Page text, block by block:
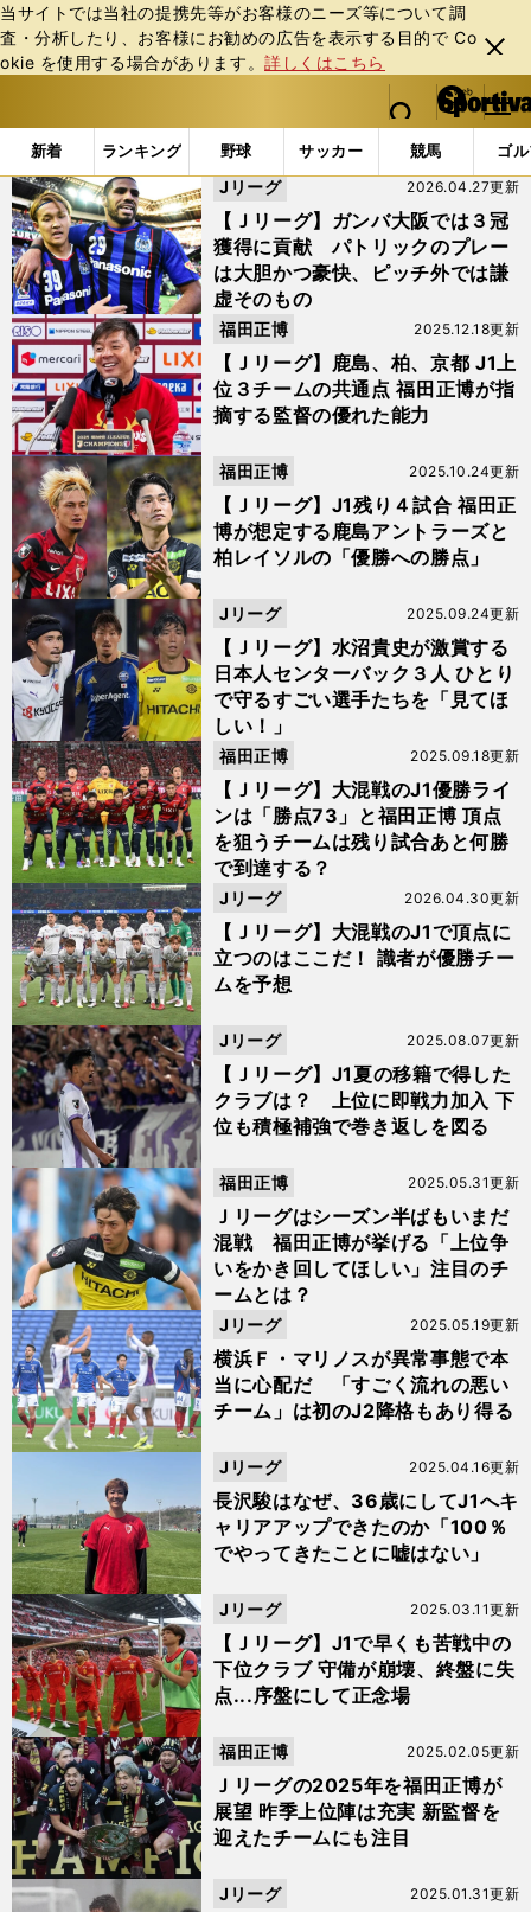
当サイトでは当社の提携先等がお客様のニーズ等について調
査・分析したり、お客様にお勧めの広告を表⽰する⽬的で Co
okie を使⽤する場合があります。詳しくはこちら
閉じ
る
web Sportiva (webスポルティーバ)
検索
マイペ
ー
ジ
メニュ
新着 ランキング 野球 サッカー 競馬 ゴ
b
ス
ポ
ル
テ
ィ
ー
バ
「#京都サンガF.C.」の最新ニュース・ 情報
【Ｊリーグ】ガンバ大阪では３冠
獲得に貢献 パトリックのプレー
は大胆かつ豪快、ピッチ外では謙
虚そのもの
2026.04.27更新
Jリーグ
【Ｊリーグ】鹿島、柏、京都 J1上
位３チームの共通点 福田正博が指
摘する監督の優れた能力
2025.12.18更新
福田正博
【Ｊリーグ】J1残り４試合 福田正
博が想定する鹿島アントラーズと
柏レイソルの「優勝への勝点」
2025.10.24更新
福田正博
【Ｊリーグ】水沼貴史が激賞する
日本人センターバック３人 ひとり
で守るすごい選手たちを「見てほ
しい！」
2025.09.24更新
Jリーグ
【Ｊリーグ】大混戦のJ1優勝ライ
ンは「勝点73」と福田正博 頂点
を狙うチームは残り試合あと何勝
で到達する？
2025.09.18更新
福田正博
【Ｊリーグ】大混戦のJ1で頂点に
立つのはここだ！ 識者が優勝チー
ムを予想
2026.04.30更新
Jリーグ
【Ｊリーグ】J1夏の移籍で得した
クラブは？ 上位に即戦力加入 下
位も積極補強で巻き返しを図る
2025.08.07更新
Jリーグ
Ｊリーグはシーズン半ばもいまだ
混戦 福田正博が挙げる「上位争
いをかき回してほしい」注目のチ
ームとは？
2025.05.31更新
福田正博
横浜Ｆ・マリノスが異常事態で本
当に心配だ 「すごく流れの悪い
チーム」は初のJ2降格もあり得る
2025.05.19更新
Jリーグ
長沢駿はなぜ、36歳にしてJ1へキ
ャリアアップできたのか「100％
でやってきたことに嘘はない」
2025.04.16更新
Jリーグ
【Ｊリーグ】J1で早くも苦戦中の
下位クラブ 守備が崩壊、終盤に失
点...序盤にして正念場
2025.03.11更新
Jリーグ
Ｊリーグの2025年を福田正博が
展望 昨季上位陣は充実 新監督を
迎えたチームにも注目
2025.02.05更新
福田正博
2025.01.31更新
Jリーグ